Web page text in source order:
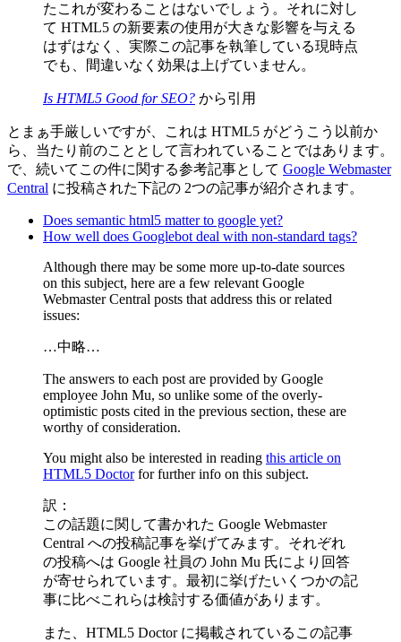
たこれが変わることはないでしょう。それに対し
て HTML5 の新要素の使用が大きな影響を与える
はずはなく、実際この記事を執筆している現時点
でも、間違いなく効果は上げていません。
Is HTML5 Good for SEO? から引用
とまぁ手厳しいですが、これは HTML5 がどうこう以前か
ら、当たり前のこととして言われていることではあります。
で、続いてこの件に関する参考記事として Google Webmaster
Central に投稿された下記の 2つの記事が紹介されます。
Does semantic html5 matter to google yet?
How well does Googlebot deal with non-standard tags?
Although there may be some more up-to-date sources
on this subject, here are a few relevant Google
Webmaster Central posts that address this or related
issues:
…中略…
The answers to each post are provided by Google
employee John Mu, so unlike some of the overly-
optimistic posts cited in the previous section, these are
worthy of consideration.
You might also be interested in reading this article on
HTML5 Doctorfor further info on this subject.
訳：
この話題に関して書かれた Google Webmaster
Central への投稿記事を挙げてみます。それぞれ
の投稿へは Google 社員の John Mu 氏により回答
が寄せられています。最初に挙げたいくつかの記
事に比べこれらは検討する価値があります。
また、HTML5 Doctor に掲載されているこの記事